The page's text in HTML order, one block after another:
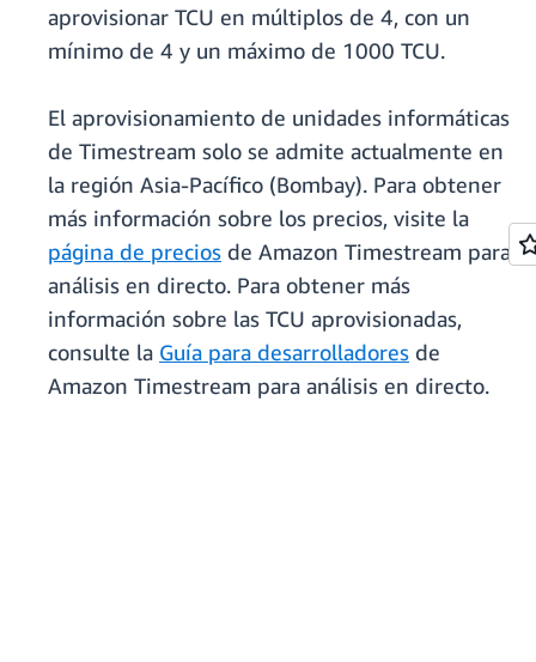
aprovisionar TCU en múltiplos de 4, con un
mínimo de 4 y un máximo de 1000 TCU.
El aprovisionamiento de unidades informáticas
de Timestream solo se admite actualmente en
la región Asia-Pacífico (Bombay). Para obtener
más información sobre los precios, visite la
página de precios de Amazon Timestream para
análisis en directo. Para obtener más
información sobre las TCU aprovisionadas,
consulte la Guía para desarrolladores de
Amazon Timestream para análisis en directo.